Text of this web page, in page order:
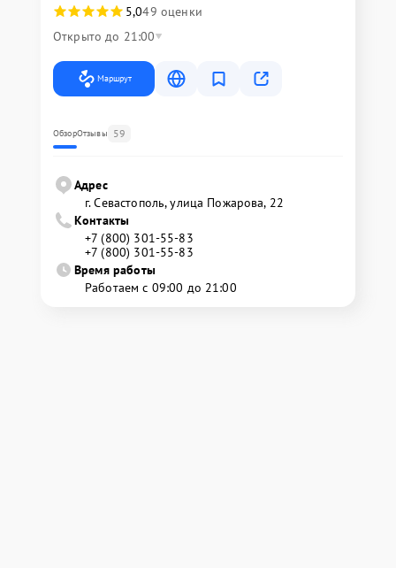
5,049 оценки
Открыто до 21:00
Маршрут
ОбзорОтзывы 59
Адрес
г. Севастополь, улица Пожарова, 22
Контакты
+7 (800) 301-55-83
+7 (800) 301-55-83
Время работы
Работаем с 09:00 до 21:00